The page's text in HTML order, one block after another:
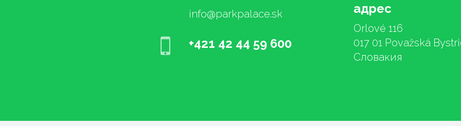
info@parkpalace.sk
+421 42 44 59 600
адрес
Orlové 116
017 01 Považská
Словакия